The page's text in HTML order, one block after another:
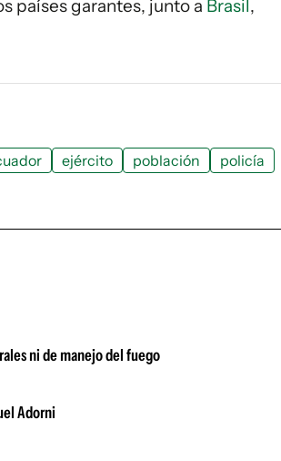
países garantes, junto a Brasil,
ejército población
policía
ni de manejo del fuego
Adorni